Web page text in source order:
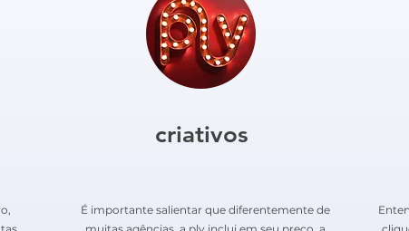
criativos
É importante salientar que diferentemente de